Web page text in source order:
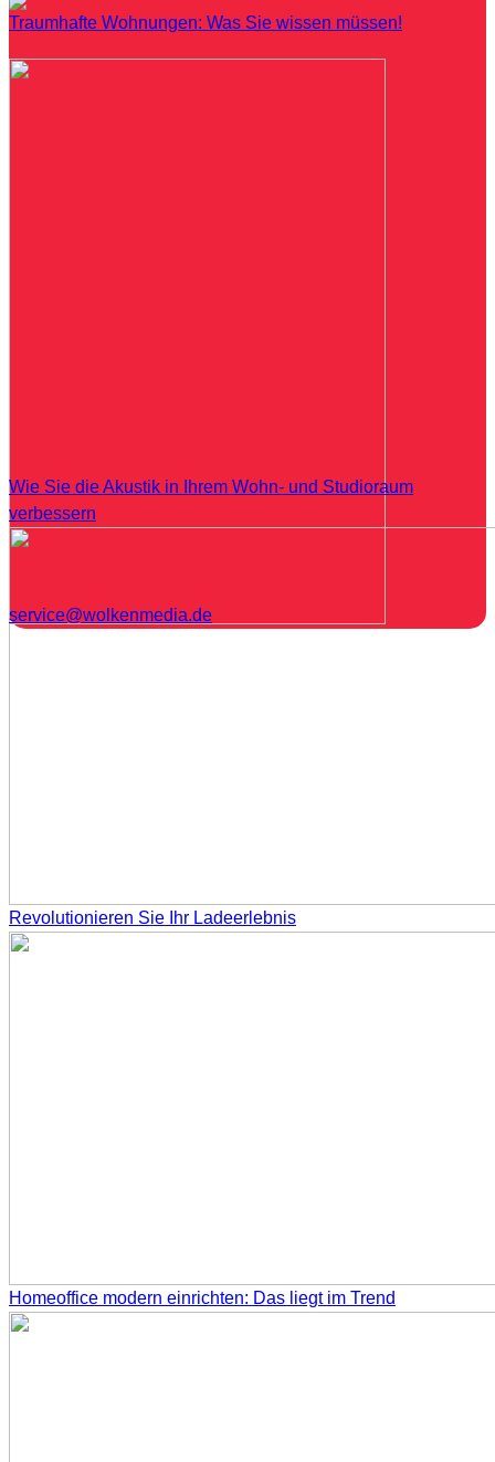
Traumhafte Wohnungen: Was Sie wissen müssen!
Wie Sie die Akustik in Ihrem Wohn- und Studioraum
verbessern
Revolutionieren Sie Ihr Ladeerlebnis
Homeoffice modern einrichten: Das liegt im Trend
service@wolkenmedia.de